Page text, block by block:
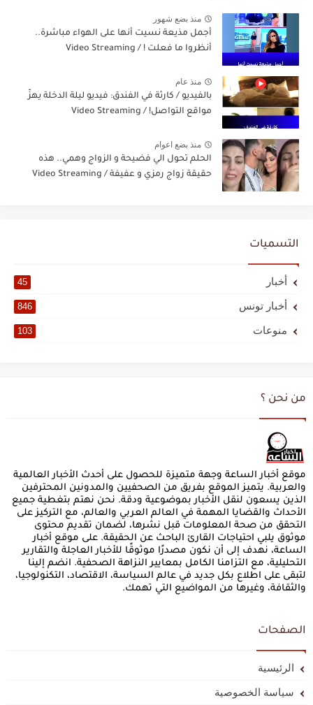
منذ بضع شهور
أجمل مذيعة نسيت أنها على الهواء مباشرة..
أنظروا ما فعلت ! / Video Streaming
منذ عام
بالفيديو / كارثة في الفندق: فيديو ليلة الدخلة يهزّ
مواقع التواصل! / Video Streaming
منذ بضع اعوام
الحلم تحول الي فضيحة و الزواج وهمي.. هذه
حقيقة زواج رمزي و عفيفة / Video Streaming
التسميات
أخبار 45
أخبار تونس 846
منوعات 103
من نحن ؟
موقع أخبار الساعة وجهة متميزة للحصول على أحدث الأخبار العالمية
والعربية. يتميز الموقع بفريق من الصحفيين والمدونين المحترفين
الذين يسعون لنقل الأخبار بموضوعية ودقة. نحن نهتم بتغطية جميع
الأحداث والقضايا المهمة في العالم العربي والعالم، مع التركيز على
التحقق من صحة المعلومات قبل نشرها، لضمان تقديم محتوى
موثوق يلبي احتياجات القارئ الباحث عن الحقيقة. على موقع أخبار
الساعة، نهدف إلى أن نكون مصدرًا موثوقًا للأخبار العاجلة والتقارير
التحليلية، مع التزامنا الكامل بمعايير النزاهة الصحفية. انضم إلينا
لتبقى على اطلاع بكل جديد في عالم السياسة، الاقتصاد، التكنولوجيا،
والثقافة، وغيرها من المواضيع التي تهمك.
الصفحات
الرئيسية
سياسة الخصوصية